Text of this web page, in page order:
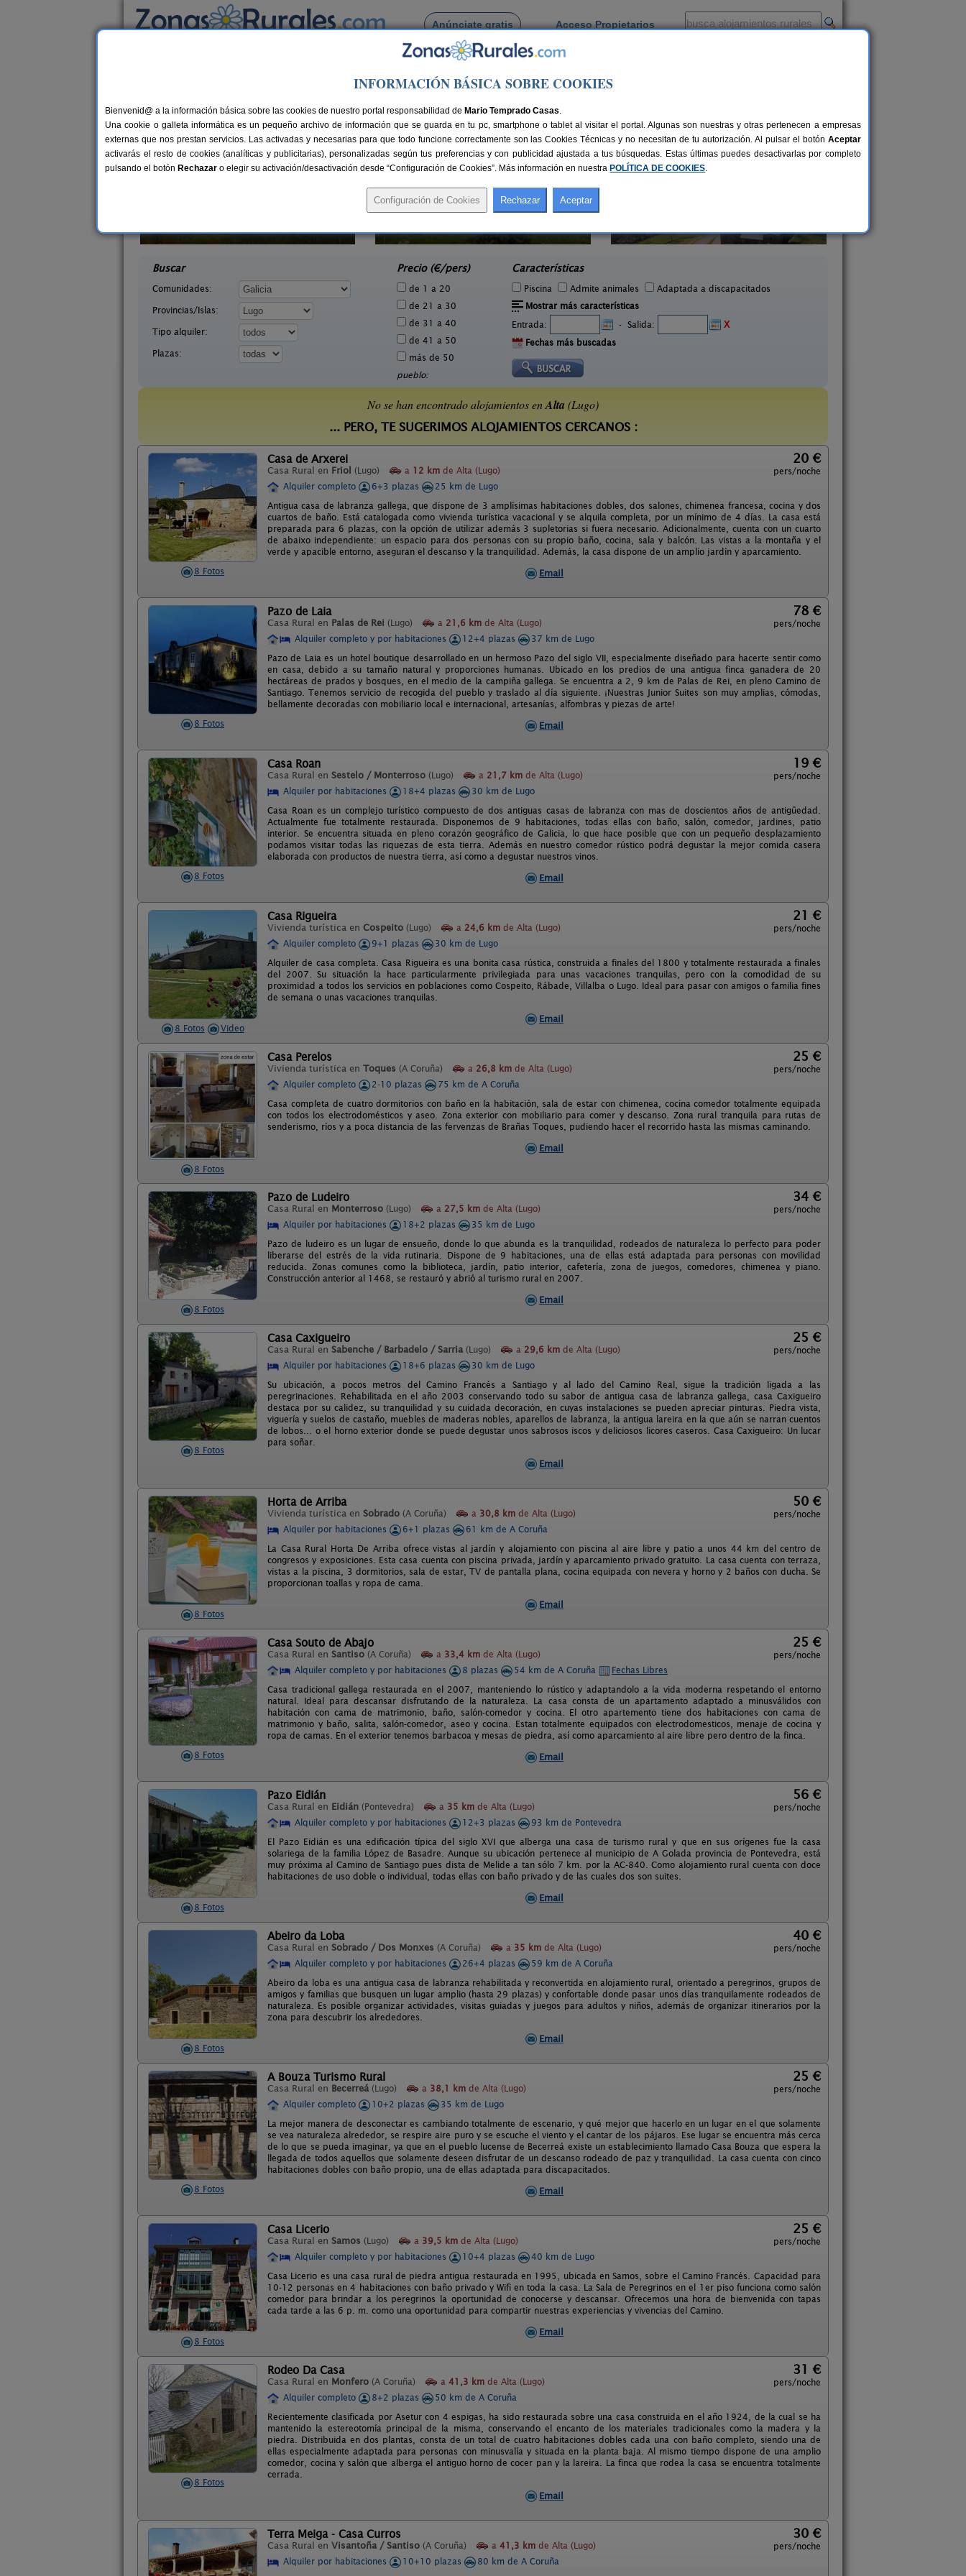
Anúnciate gratis Acceso Propietarios
Busca por pueblo
Casas Rurales cerca de Alta
50 €
16+5 pers.
35 €
Casa Grande da Ferrería de
Rugando
Buscar
Comunidades:
Provincias/Islas:
Tipo alquiler:
Plazas:
Precio (€/pers)
de 1 a 20
de 21 a 30
de 31 a 40
de 41 a 50
más de 50
pueblo:
Características
Piscina Admite animales
Adaptada a discapacitados
Mostrar más características
Entrada:
- Salida:
X
Fechas más buscadas
No se han encontrado alojamientos enAlta (Lugo)
... PERO, TE SUGERIMOS ALOJAMIENTOS CERCANOS :
8 Fotos
Casa de Arxerei
Casa Rural en Friol (Lugo) a 12 km de Alta (Lugo)
20 €
pers/noche
Alquiler completo
6+3 plazas
25 km de Lugo
Antigua casa de labranza gallega, que dispone de 3 amplísimas habitaciones dobles, dos salones, chimenea francesa, cocina y dos
cuartos de baño. Está catalogada como vivienda turística vacacional y se alquila completa, por un mínimo de 4 días. La casa está
preparada para 6 plazas, con la opción de utilizar además 3 supletorias si fuera necesario. Adicionalmente, cuenta con un cuarto
de abaixo independiente: un espacio para dos personas con su propio baño, cocina, sala y balcón. Las vistas a la montaña y el
verde y apacible entorno, aseguran el descanso y la tranquilidad. Además, la casa dispone de un amplio jardín y aparcamiento.
Email
8 Fotos
Pazo de Laia
Casa Rural en Palas de Rei (Lugo) a 21,6 km de Alta (Lugo)
78 €
pers/noche
Alquiler completo y por habitaciones
12+4 plazas
37 km de Lugo
Pazo de Laia es un hotel boutique desarrollado en un hermoso Pazo del siglo VII, especialmente diseñado para hacerte sentir como
en casa, debido a su tamaño natural y proporciones humanas. Ubicado en los predios de una antigua finca ganadera de 20
hectáreas de prados y bosques, en el medio de la campiña gallega. Se encuentra a 2, 9 km de Palas de Rei, en pleno Camino de
Santiago. Tenemos servicio de recogida del pueblo y traslado al día siguiente. ¡Nuestras Junior Suites son muy amplias, cómodas,
bellamente decoradas con mobiliario local e internacional, artesanías, alfombras y piezas de arte!
Email
8 Fotos
Casa Roan
Casa Rural en Sestelo / Monterroso (Lugo) a 21,7 km de Alta (Lugo)
19 €
pers/noche
Alquiler por habitaciones
18+4 plazas
30 km de Lugo
Casa Roan es un complejo turístico compuesto de dos antiguas casas de labranza con mas de doscientos años de antigüedad.
Actualmente fue totalmente restaurada. Disponemos de 9 habitaciones, todas ellas con baño, salón, comedor, jardines, patio
interior. Se encuentra situada en pleno corazón geográfico de Galicia, lo que hace posible que con un pequeño desplazamiento
podamos visitar todas las riquezas de esta tierra. Además en nuestro comedor rústico podrá degustar la mejor comida casera
elaborada con productos de nuestra tierra, así como a degustar nuestros vinos.
Email
8 Fotos Video
Casa Rigueira
Vivienda turística en Cospeito (Lugo) a 24,6 km de Alta (Lugo)
21 €
pers/noche
Alquiler completo
9+1 plazas
30 km de Lugo
Alquiler de casa completa. Casa Rigueira es una bonita casa rústica, construida a finales del 1800 y totalmente restaurada a finales
del 2007. Su situación la hace particularmente privilegiada para unas vacaciones tranquilas, pero con la comodidad de su
proximidad a todos los servicios en poblaciones como Cospeito, Rábade, Villalba o Lugo. Ideal para pasar con amigos o familia fines
de semana o unas vacaciones tranquilas.
Email
8 Fotos
Casa Perelos
Vivienda turística en Toques (A Coruña) a 26,8 km de Alta (Lugo)
25 €
pers/noche
Alquiler completo
2-10 plazas
75 km de A Coruña
Casa completa de cuatro dormitorios con baño en la habitación, sala de estar con chimenea, cocina comedor totalmente equipada
con todos los electrodomésticos y aseo. Zona exterior con mobiliario para comer y descanso. Zona rural tranquila para rutas de
senderismo, ríos y a poca distancia de las fervenzas de Brañas Toques, pudiendo hacer el recorrido hasta las mismas caminando.
Email
8 Fotos
Pazo de Ludeiro
Casa Rural en Monterroso (Lugo) a 27,5 km de Alta (Lugo)
34 €
pers/noche
Alquiler por habitaciones
18+2 plazas
35 km de Lugo
Pazo de ludeiro es un lugar de ensueño, donde lo que abunda es la tranquilidad, rodeados de naturaleza lo perfecto para poder
liberarse del estrés de la vida rutinaria. Dispone de 9 habitaciones, una de ellas está adaptada para personas con movilidad
reducida. Zonas comunes como la biblioteca, jardín, patio interior, cafetería, zona de juegos, comedores, chimenea y piano.
Construcción anterior al 1468, se restauró y abrió al turismo rural en 2007.
Email
8 Fotos
Casa Caxigueiro
Casa Rural en Sabenche / Barbadelo / Sarria (Lugo) a 29,6 km de Alta (Lugo)
25 €
pers/noche
Alquiler por habitaciones
18+6 plazas
30 km de Lugo
Su ubicación, a pocos metros del Camino Francés a Santiago y al lado del Camino Real, sigue la tradición ligada a las
peregrinaciones. Rehabilitada en el año 2003 conservando todo su sabor de antigua casa de labranza gallega, casa Caxigueiro
destaca por su calidez, su tranquilidad y su cuidada decoración, en cuyas instalaciones se pueden apreciar pinturas. Piedra vista,
viguería y suelos de castaño, muebles de maderas nobles, aparellos de labranza, la antigua lareira en la que aún se narran cuentos
de lobos... o el horno exterior donde se puede degustar unos sabrosos iscos y deliciosos licores caseros. Casa Caxigueiro: Un lucar
para soñar.
Email
8 Fotos
Horta de Arriba
Vivienda turística en Sobrado (A Coruña) a 30,8 km de Alta (Lugo)
50 €
pers/noche
Alquiler por habitaciones
6+1 plazas
61 km de A Coruña
La Casa Rural Horta De Arriba ofrece vistas al jardín y alojamiento con piscina al aire libre y patio a unos 44 km del centro de
congresos y exposiciones. Esta casa cuenta con piscina privada, jardín y aparcamiento privado gratuito. La casa cuenta con terraza,
vistas a la piscina, 3 dormitorios, sala de estar, TV de pantalla plana, cocina equipada con nevera y horno y 2 baños con ducha. Se
proporcionan toallas y ropa de cama.
Email
8 Fotos
Casa Souto de Abajo
Casa Rural en Santiso (A Coruña) a 33,4 km de Alta (Lugo)
25 €
pers/noche
Alquiler completo y por habitaciones
8 plazas 54 km de A Coruña
Fechas Libres
Casa tradicional gallega restaurada en el 2007, manteniendo lo rústico y adaptandolo a la vida moderna respetando el entorno
natural. Ideal para descansar disfrutando de la naturaleza. La casa consta de un apartamento adaptado a minusválidos con
habitación con cama de matrimonio, baño, salón-comedor y cocina. El otro apartemento tiene dos habitaciones con cama de
matrimonio y baño, salita, salón-comedor, aseo y cocina. Estan totalmente equipados con electrodomesticos, menaje de cocina y
ropa de camas. En el exterior tenemos barbacoa y mesas de piedra, así como aparcamiento al aire libre pero dentro de la finca.
Email
8 Fotos
Pazo Eidián
Casa Rural en Eidián (Pontevedra) a 35 km de Alta (Lugo)
56 €
pers/noche
Alquiler completo y por habitaciones
12+3 plazas
93 km de Pontevedra
El Pazo Eidián es una edificación típica del siglo XVI que alberga una casa de turismo rural y que en sus orígenes fue la casa
solariega de la familia López de Basadre. Aunque su ubicación pertenece al municipio de A Golada provincia de Pontevedra, está
muy próxima al Camino de Santiago pues dista de Melide a tan sólo 7 km. por la AC-840. Como alojamiento rural cuenta con doce
habitaciones de uso doble o individual, todas ellas con baño privado y de las cuales dos son suites.
Email
8 Fotos
Abeiro da Loba
Casa Rural en Sobrado / Dos Monxes (A Coruña) a 35 km de Alta (Lugo)
40 €
pers/noche
Alquiler completo y por habitaciones
26+4 plazas
59 km de A Coruña
Abeiro da loba es una antigua casa de labranza rehabilitada y reconvertida en alojamiento rural, orientado a peregrinos, grupos de
amigos y familias que busquen un lugar amplio (hasta 29 plazas) y confortable donde pasar unos días tranquilamente rodeados de
naturaleza. Es posible organizar actividades, visitas guiadas y juegos para adultos y niños, además de organizar itinerarios por la
zona para descubrir los alrededores.
Email
8 Fotos
A Bouza Turismo Rural
Casa Rural en Becerreá (Lugo) a 38,1 km de Alta (Lugo)
25 €
pers/noche
Alquiler completo
10+2 plazas
35 km de Lugo
La mejor manera de desconectar es cambiando totalmente de escenario, y qué mejor que hacerlo en un lugar en el que solamente
se vea naturaleza alrededor, se respire aire puro y se escuche el viento y el cantar de los pájaros. Ese lugar se encuentra más cerca
de lo que se pueda imaginar, ya que en el pueblo lucense de Becerreá existe un establecimiento llamado Casa Bouza que espera la
llegada de todos aquellos que solamente deseen disfrutar de un descanso rodeado de paz y tranquilidad. La casa cuenta con cinco
habitaciones dobles con baño propio, una de ellas adaptada para discapacitados.
Email
8 Fotos
Casa Licerio
Casa Rural en Samos (Lugo) a 39,5 km de Alta (Lugo)
25 €
pers/noche
Alquiler completo y por habitaciones
10+4 plazas
40 km de Lugo
Casa Licerio es una casa rural de piedra antigua restaurada en 1995, ubicada en Samos, sobre el Camino Francés. Capacidad para
10-12 personas en 4 habitaciones con baño privado y Wifi en toda la casa. La Sala de Peregrinos en el 1er piso funciona como salón
comedor para brindar a los peregrinos la oportunidad de conocerse y descansar. Ofrecemos una hora de bienvenida con tapas
cada tarde a las 6 p. m. como una oportunidad para compartir nuestras experiencias y vivencias del Camino.
Email
8 Fotos
Rodeo Da Casa
Casa Rural en Monfero (A Coruña) a 41,3 km de Alta (Lugo)
31 €
pers/noche
Alquiler completo
8+2 plazas
50 km de A Coruña
Recientemente clasificada por Asetur con 4 espigas, ha sido restaurada sobre una casa construida en el año 1924, de la cual se ha
mantenido la estereotomía principal de la misma, conservando el encanto de los materiales tradicionales como la madera y la
piedra. Distribuida en dos plantas, consta de un total de cuatro habitaciones dobles cada una con baño completo, siendo una de
ellas especialmente adaptada para personas con minusvalía y situada en la planta baja. Al mismo tiempo dispone de una amplio
comedor, cocina y salón que alberga el antiguo horno de cocer pan y la lareira. La finca que rodea la casa se encuentra totalmente
cerrada.
Email
Terra Meiga - Casa Curros
Casa Rural en Visantoña / Santiso (A Coruña) a 41,3 km de Alta (Lugo)
30 €
pers/noche
Alquiler por habitaciones
10+10 plazas
80 km de A Coruña
INFORMACIÓN BÁSICA SOBRE COOKIES
Bienvenid@ a la información básica sobre las cookies de nuestro portal responsabilidad de Mario Temprado Casas.
Una cookie o galleta informática es un pequeño archivo de información que se guarda en tu pc, smartphone o tablet al visitar el portal. Algunas son nuestras y otras pertenecen a empresas
externas que nos prestan servicios. Las activadas y necesarias para que todo funcione correctamente son las Cookies Técnicas y no necesitan de tu autorización. Al pulsar el botón Aceptar
activarás el resto de cookies (analíticas y publicitarias), personalizadas según tus preferencias y con publicidad ajustada a tus búsquedas. Estas últimas puedes desactivarlas por completo
pulsando el botón Rechazar o elegir su activación/desactivación desde “Configuración de Cookies”. Más información en nuestra POLÍTICA DE COOKIES.